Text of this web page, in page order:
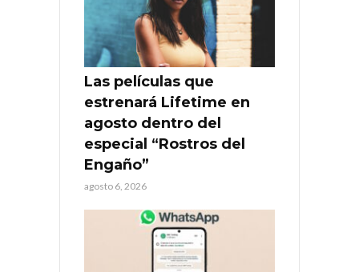
Las películas que
estrenará Lifetime en
agosto dentro del
especial “Rostros del
Engaño”
agosto 6, 2026